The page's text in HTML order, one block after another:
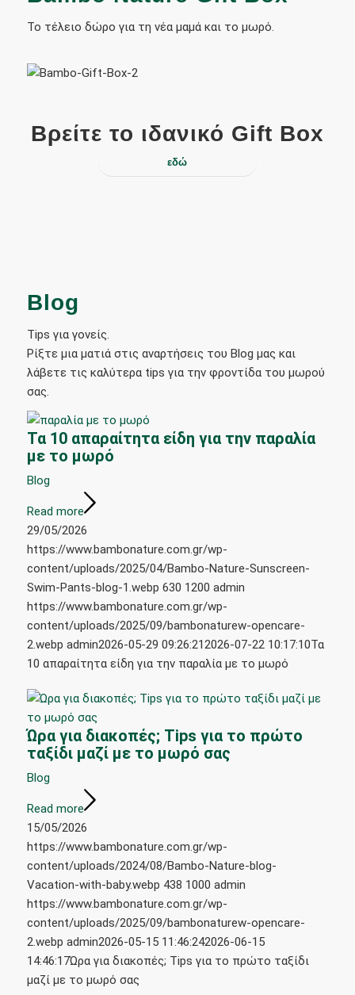
Το τέλειο δώρο για τη νέα μαμά και το μωρό.
Βρείτε το ιδανικό Gift Box
εδώ
Blog
Tips για γονείς.
Ρίξτε μια ματιά στις αναρτήσεις του Blog μας και
λάβετε τις καλύτερα tips για την φροντίδα του μωρού
σας.
Τα 10 απαραίτητα είδη για την παραλία
με το μωρό
Blog
Read more
29/05/2026
https://www.bambonature.com.gr/wp-
content/uploads/2025/04/Bambo-Nature-Sunscreen-
Swim-Pants-blog-1.webp 630 1200 admin
https://www.bambonature.com.gr/wp-
content/uploads/2025/09/bambonaturew-opencare-
2.webp admin2026-05-29 09:26:212026-07-22 10:17:10Τα
10 απαραίτητα είδη για την παραλία με το μωρό
Ώρα για διακοπές; Tips για το πρώτο
ταξίδι μαζί με το μωρό σας
Blog
Read more
15/05/2026
https://www.bambonature.com.gr/wp-
content/uploads/2024/08/Bambo-Nature-blog-
Vacation-with-baby.webp 438 1000 admin
https://www.bambonature.com.gr/wp-
content/uploads/2025/09/bambonaturew-opencare-
2.webp admin2026-05-15 11:46:242026-06-15
14:46:17Ώρα για διακοπές; Tips για το πρώτο ταξίδι
μαζί με το μωρό σας